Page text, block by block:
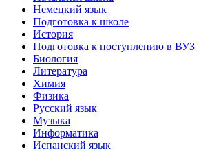
Немецкий язык
Подготовка к школе
История
Подготовка к поступлению в ВУЗ
Биология
Литература
Химия
Физика
Русский язык
Музыка
Информатика
Испанский язык